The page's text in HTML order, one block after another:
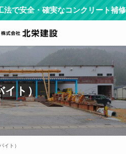
安全・確実なコンクリート補修
イト）
イト）